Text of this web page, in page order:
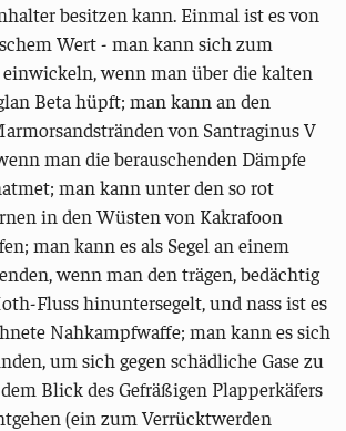
besitzen kann. Einmal ist es von
Wert - man kann sich zum
wenn man über die kalten
Beta hüpft; man kann an den
von Santraginus V
man die berauschenden Dämpfe
man kann unter den so rot
in den Wüsten von Kakrafoon
man kann es als Segel an einem
wenn man den trägen, bedächtig
Fluss hinuntersegelt, und nass ist es
Nahkampfwaffe; man kann es sich
um sich gegen schädliche Gase zu
Blick des Gefräßigen Plapperkäfers
(ein zum Verrücktwerden